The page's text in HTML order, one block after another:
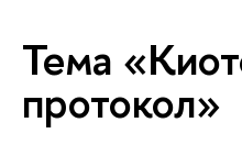
Тема
протокол»